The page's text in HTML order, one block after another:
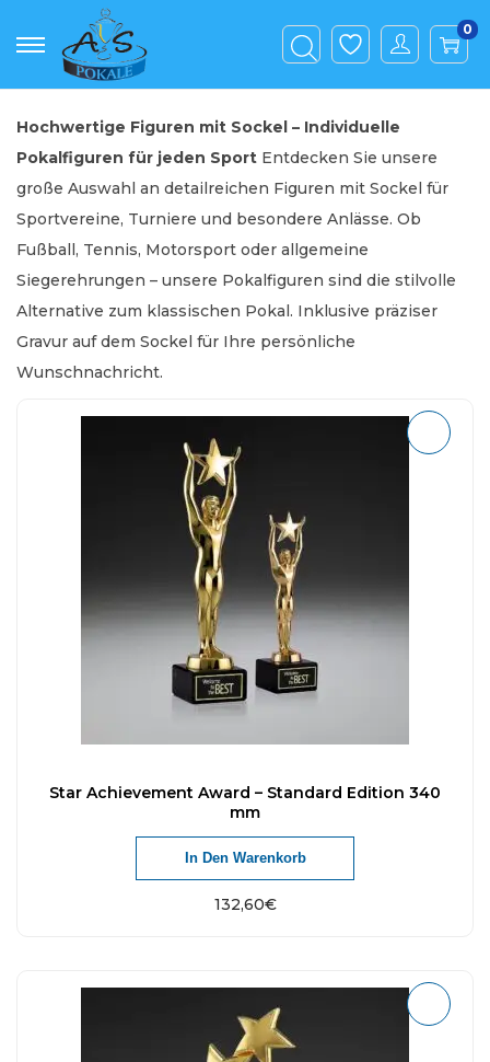
0
Hochwertige Figuren mit Sockel – Individuelle
Pokalfiguren für jeden Sport Entdecken Sie unsere
große Auswahl an detailreichen Figuren mit Sockel für
Sportvereine, Turniere und besondere Anlässe. Ob
Fußball, Tennis, Motorsport oder allgemeine
Siegerehrungen – unsere Pokalfiguren sind die stilvolle
Alternative zum klassischen Pokal. Inklusive präziser
Gravur auf dem Sockel für Ihre persönliche
Wunschnachricht.
Star Achievement Award – Standard Edition 340
mm
132,60€
In Den Warenkorb